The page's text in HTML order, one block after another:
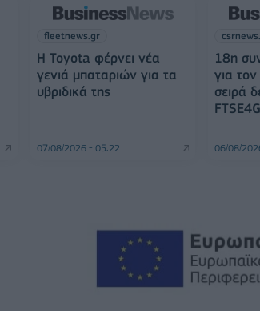
fleetnews.gr
Η Toyota φέρνει νέα
γενιά μπαταριών για τα
υβριδικά της
07/08/2026 - 05:22
18η
για
σειρά
06/08/